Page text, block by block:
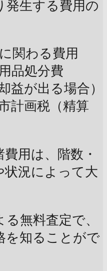
発生する費用の
関わる費用
品処分費
益が出る場合）
計画税（精算
用は、階数・
状況によって大
無料査定で、
を知ることがで